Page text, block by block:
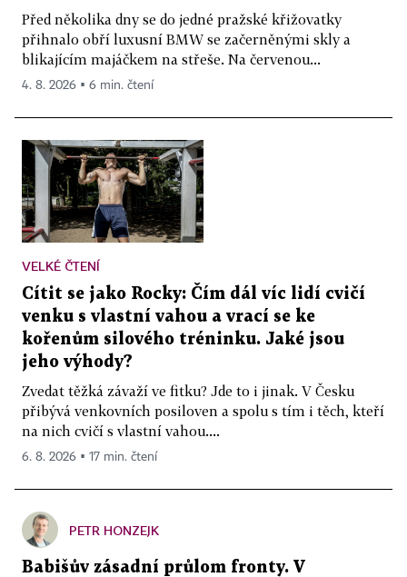
Před několika dny se do jedné pražské křižovatky
přihnalo obří luxusní BMW se začerněnými skly a
blikajícím majáčkem na střeše. Na červenou...
4. 8. 2026 ▪ 6 min. čtení
VELKÉ ČTENÍ
Cítit se jako Rocky: Čím dál víc lidí cvičí
venku s vlastní vahou a vrací se ke
kořenům silového tréninku. Jaké jsou
jeho výhody?
Zvedat těžká závaží ve fitku? Jde to i jinak. V Česku
přibývá venkovních posiloven a spolu s tím i těch, kteří
na nich cvičí s vlastní vahou....
6. 8. 2026 ▪ 17 min. čtení
PETR HONZEJK
Babišův zásadní průlom fronty. V